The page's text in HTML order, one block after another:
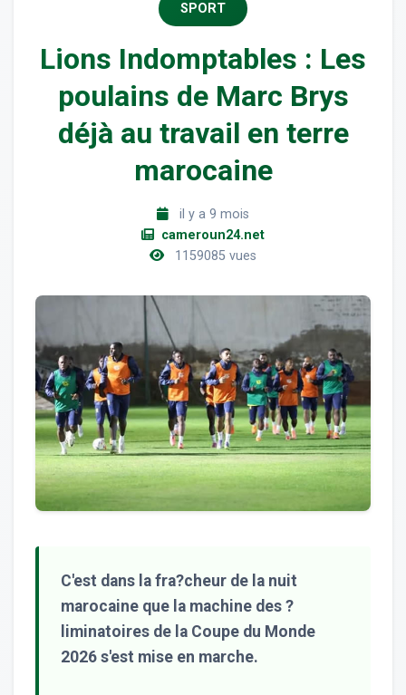
SPORT
Lions Indomptables : Les
poulains de Marc Brys
déjà au travail en terre
marocaine
il y a 9 mois
cameroun24.net
1159085 vues
C'est dans la fra?cheur de la nuit
marocaine que la machine des ?
liminatoires de la Coupe du Monde
2026 s'est mise en marche.